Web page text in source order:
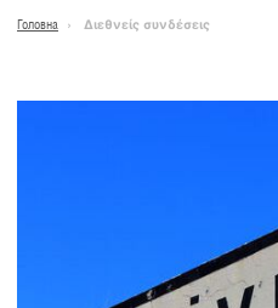
Головна Διεθνείς συνδέσεις